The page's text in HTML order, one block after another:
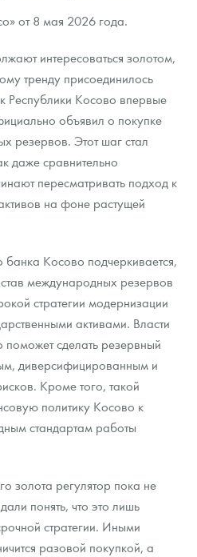
глубин"
монет
металлов
персональных данных
от 8 мая 2026 года.
интересоваться золотом,
тренду присоединилось
Республики Косово впервые
объявил о покупке
резервов. Этот шаг стал
даже сравнительно
пересматривать подход к
на фоне растущей
банка Косово подчеркивается,
международных резервов
стратегии модернизации
активами. Власти
поможет сделать резервный
диверсифицированным и
Кроме того, такой
политику Косово к
стандартам работы
золота регулятор пока не
понять, что это лишь
стратегии. Иными
разовой покупкой, а